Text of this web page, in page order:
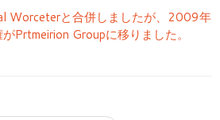
Worceterと合併しましたが、2009年
Prtmeirion Groupに移りました。